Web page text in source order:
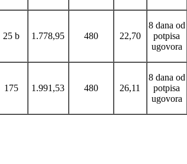
25 b 1.778,95 480 22,70
8 dana od
potpisa
ugovora
175 1.991,53 480 26,11
8 dana od
potpisa
ugovora